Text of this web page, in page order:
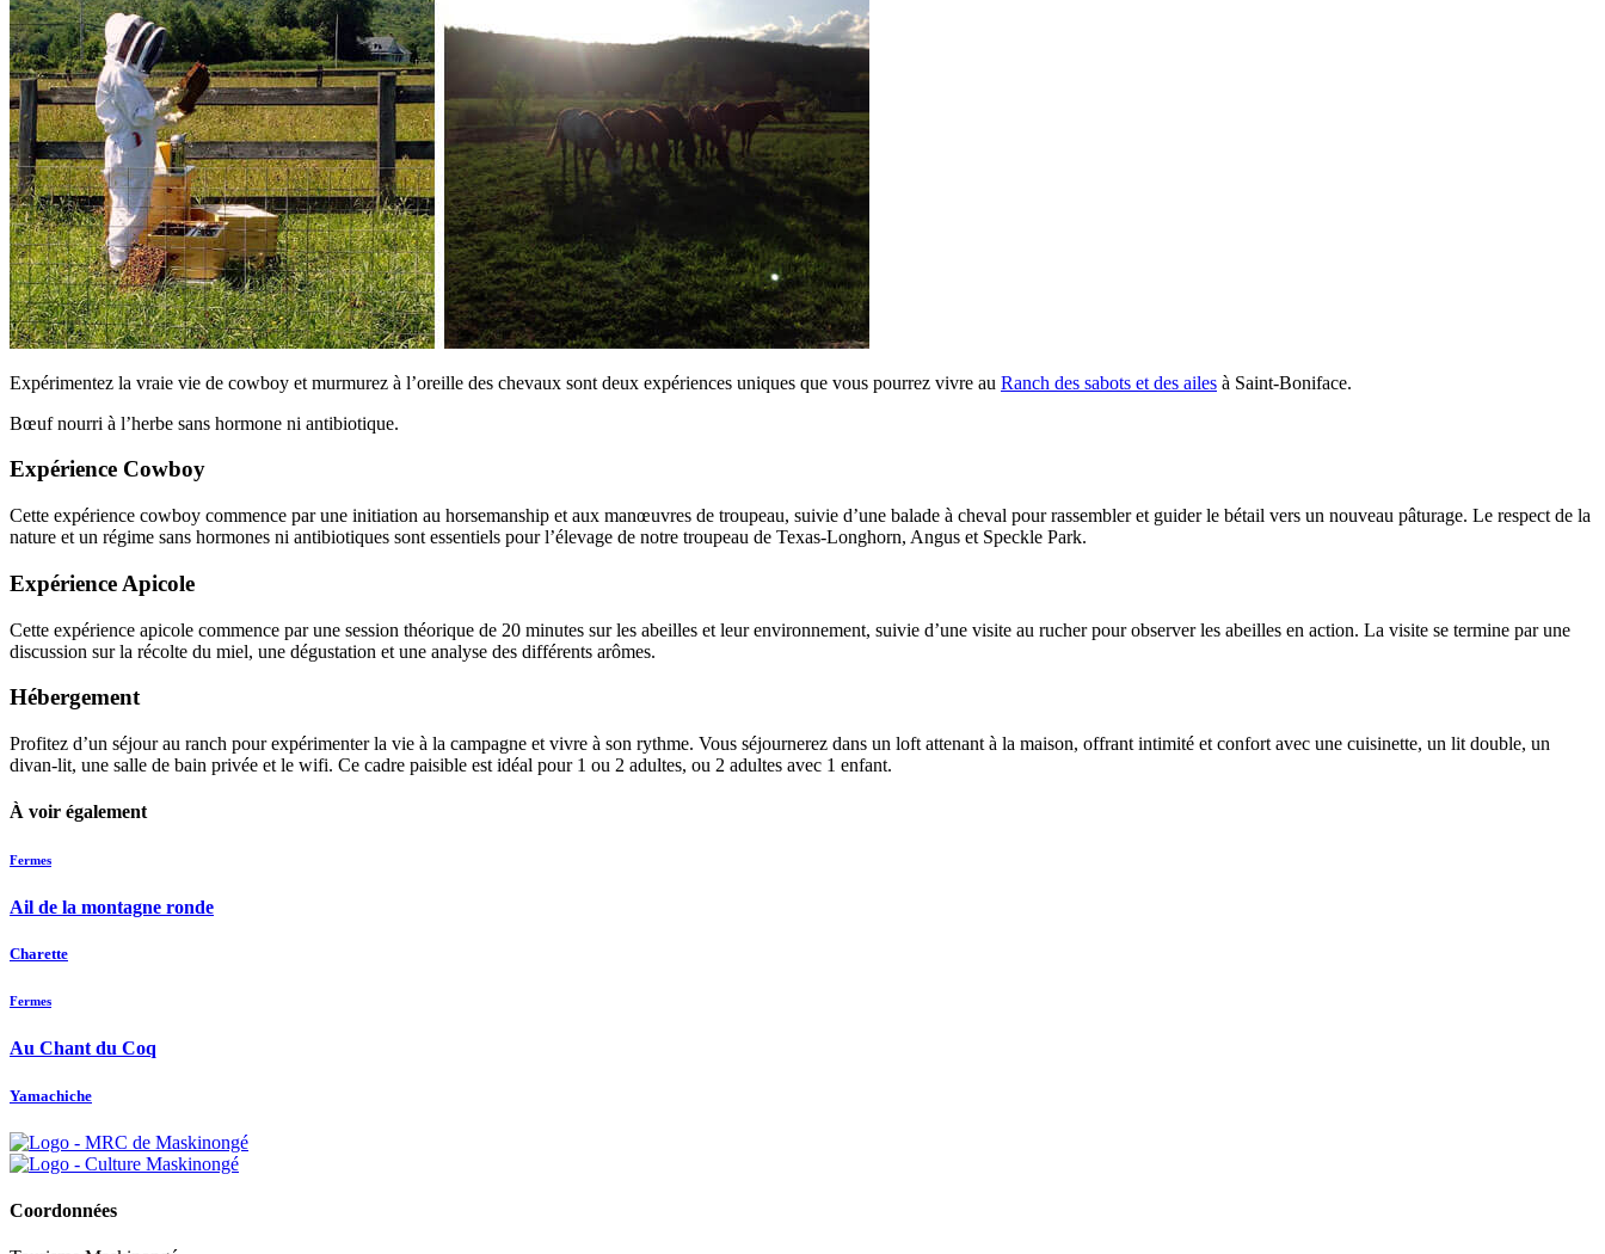
Expérimentez la vraie vie de cowboy et murmurez à l’oreille des chevaux sont deux expériences uniques que vous pourrez vivre au Ranch des sabots et des ailes à Saint-Boniface.
Bœuf nourri à l’herbe sans hormone ni antibiotique.
Expérience Cowboy
Cette expérience cowboy commence par une initiation au horsemanship et aux manœuvres de troupeau, suivie d’une balade à cheval pour rassembler et guider le bétail vers un nouveau pâturage. Le respect de la
nature et un régime sans hormones ni antibiotiques sont essentiels pour l’élevage de notre troupeau de Texas-Longhorn, Angus et Speckle Park.
Expérience Apicole
Cette expérience apicole commence par une session théorique de 20 minutes sur les abeilles et leur environnement, suivie d’une visite au rucher pour observer les abeilles en action. La visite se termine par une
discussion sur la récolte du miel, une dégustation et une analyse des différents arômes.
Hébergement
Profitez d’un séjour au ranch pour expérimenter la vie à la campagne et vivre à son rythme. Vous séjournerez dans un loft attenant à la maison, offrant intimité et confort avec une cuisinette, un lit double, un
divan-lit, une salle de bain privée et le wifi. Ce cadre paisible est idéal pour 1 ou 2 adultes, ou 2 adultes avec 1 enfant.
À voir également
Fermes
Ail de la montagne ronde
Charette
Fermes
Au Chant du Coq
Yamachiche
Coordonnées